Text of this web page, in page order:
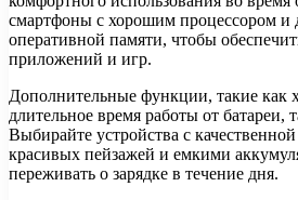
смартфоны с хорошим процессором и
оперативной памяти, чтобы
приложений и игр.
Дополнительные функции, такие как
длительное время работы от батареи,
Выбирайте устройства с
красивых пейзажей и емкими
переживать о зарядке в течение дня.